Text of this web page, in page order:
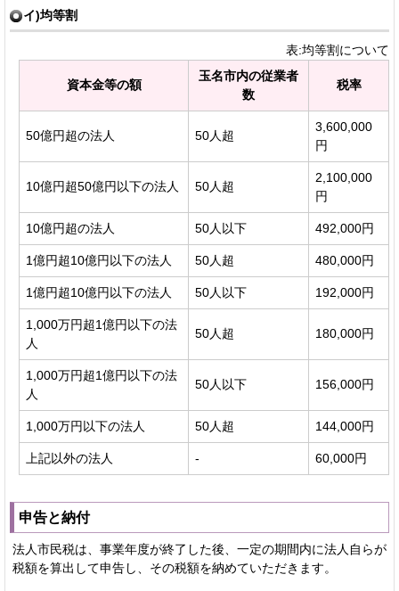
イ)均等割
表:均等割について
資本金等の額
玉名市内の従業者
数
税率
50億円超の法人 50人超
3,600,000
円
10億円超50億円以下の法人 50人超
2,100,000
円
10億円超の法人 50人以下 492,000円
1億円超10億円以下の法人 50人超 480,000円
1億円超10億円以下の法人 50人以下 192,000円
1,000万円超1億円以下の法
人
50人超 180,000円
1,000万円超1億円以下の法
人
50人以下 156,000円
1,000万円以下の法人 50人超 144,000円
上記以外の法人 - 60,000円
申告と納付
法人市民税は、事業年度が終了した後、一定の期間内に法人自らが
税額を算出して申告し、その税額を納めていただきます。